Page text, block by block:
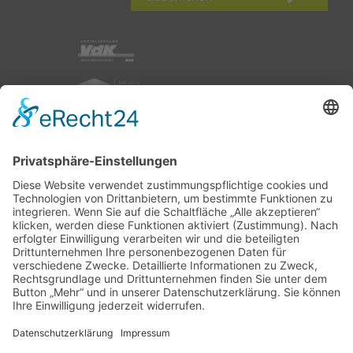
nach oben